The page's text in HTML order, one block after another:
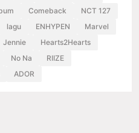
Comeback
NCT 127
lagu ENHYPEN
Marvel
Jennie
Hearts2Hearts
No Na
RIIZE
ADOR